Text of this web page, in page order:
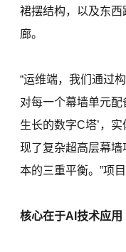
裙摆结构，以及东
廊。
“运维端，我们通过
对每一个幕墙单元配
生长的数字C塔’，
现了复杂超高层幕
本的三重平衡。”项
核心在于AI技术应用